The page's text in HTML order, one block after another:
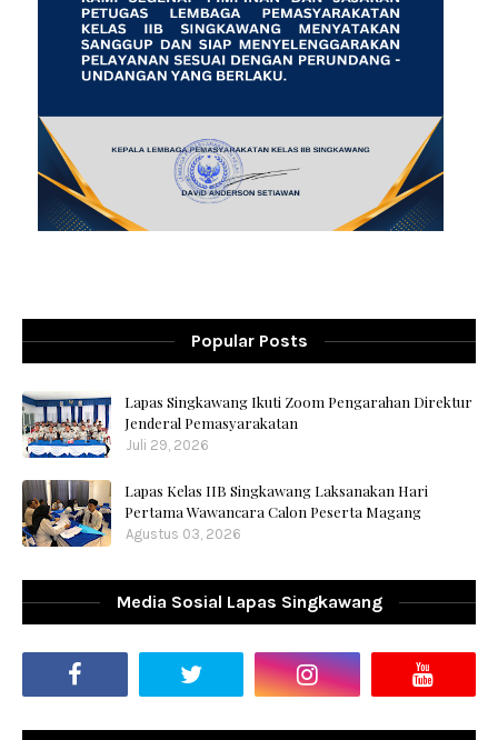
Popular Posts
Lapas Singkawang Ikuti Zoom Pengarahan Direktur
Jenderal Pemasyarakatan
Juli 29, 2026
Lapas Kelas IIB Singkawang Laksanakan Hari
Pertama Wawancara Calon Peserta Magang
Agustus 03, 2026
Media Sosial Lapas Singkawang